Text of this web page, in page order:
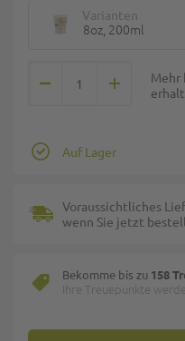
Varianten
8oz, 200ml
Mehr
Auf Lager
Voraussichtliches
wenn Sie jetzt
Bekomme bis zu 158
Ihre Treuepunkte